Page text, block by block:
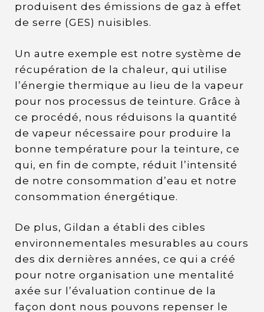
produisent des émissions de gaz à effet
de serre (GES) nuisibles.
Un autre exemple est notre système de
récupération de la chaleur, qui utilise
l’énergie thermique au lieu de la vapeur
pour nos processus de teinture. Grâce à
ce procédé, nous réduisons la quantité
de vapeur nécessaire pour produire la
bonne température pour la teinture, ce
qui, en fin de compte, réduit l’intensité
de notre consommation d’eau et notre
consommation énergétique.
De plus, Gildan a établi des cibles
environnementales mesurables au cours
des dix dernières années, ce qui a créé
pour notre organisation une mentalité
axée sur l’évaluation continue de la
façon dont nous pouvons repenser le